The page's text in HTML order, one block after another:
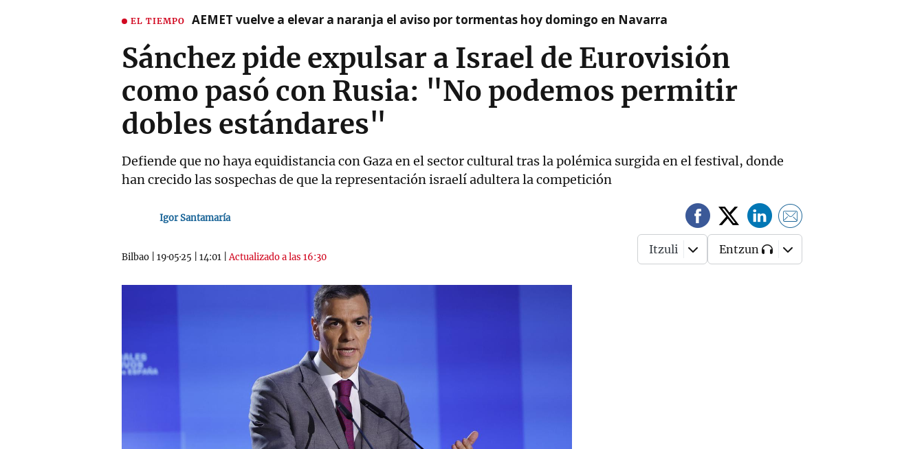
EL TIEMPO AEMET vuelve a elevar a naranja el aviso por tormentas hoy domingo en Navarra
Sánchez pide expulsar a Israel de Eurovisión
como pasó con Rusia: "No podemos permitir
dobles estándares"
Defiende que no haya equidistancia con Gaza en el sector cultural tras la polémica surgida en el festival, donde
han crecido las sospechas de que la representación israelí adultera la competición
Igor Santamaría
Bilbao 19·05·25 14:01 |Actualizado a las 16:30
Itzuli Entzun